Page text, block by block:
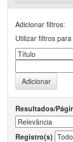
Adicionar filtros:
Utilizar filtros
Resultados/
Registro(s)